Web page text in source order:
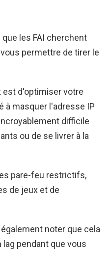
les FAI cherchent
permettre de tirer le
est d'optimiser votre
à masquer l'adresse IP
difficile
ou de se livrer à la
pare-feu restrictifs,
de jeux et de
noter que cela
pendant que vous